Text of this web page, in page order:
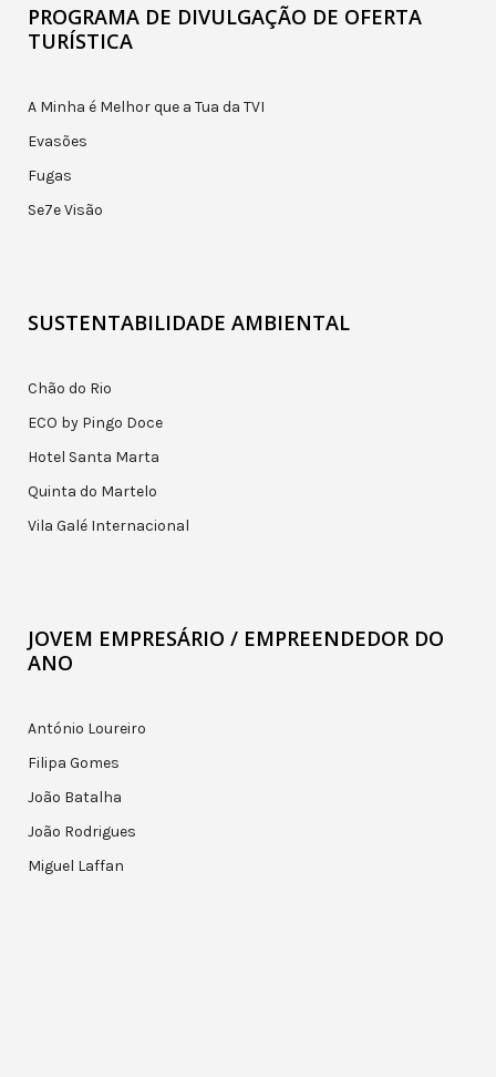
PROGRAMA DE DIVULGAÇÃO DE OFERTA
TURÍSTICA
A Minha é Melhor que a Tua da TVI
Evasões
Fugas
Se7e Visão
SUSTENTABILIDADE AMBIENTAL
Chão do Rio
ECO by Pingo Doce
Hotel Santa Marta
Quinta do Martelo
Vila Galé Internacional
JOVEM EMPRESÁRIO / EMPREENDEDOR DO
ANO
António Loureiro
Filipa Gomes
João Batalha
João Rodrigues
Miguel Laffan